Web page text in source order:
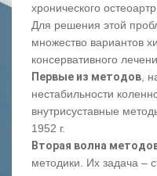
хронического
Для решения этой
множество вариантов
консервативного
Первые из методов,
нестабильности
внутрисуставные
1952 г.
Вторая волна
методики. Их задача –